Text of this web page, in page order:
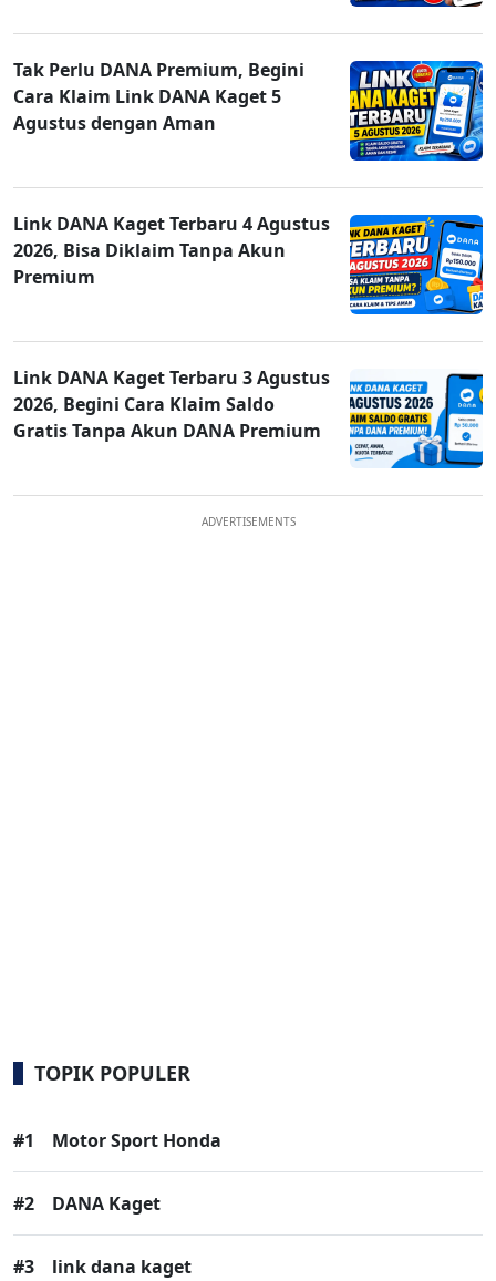
Tak Perlu DANA Premium, Begini
Cara Klaim Link DANA Kaget 5
Agustus dengan Aman
Link DANA Kaget Terbaru 4 Agustus
2026, Bisa Diklaim Tanpa Akun
Premium
Link DANA Kaget Terbaru 3 Agustus
2026, Begini Cara Klaim Saldo
Gratis Tanpa Akun DANA Premium
ADVERTISEMENTS
TOPIK POPULER
#1 Motor Sport Honda
#2 DANA Kaget
#3 link dana kaget